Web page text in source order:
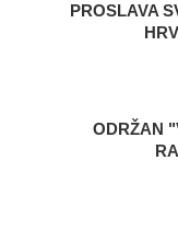
PROSLAVA
ODRŽAN